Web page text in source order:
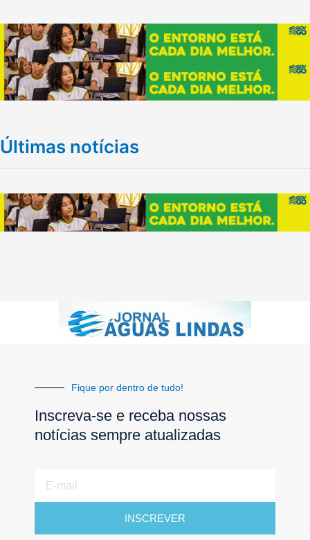
Últimas notícias
Fique por dentro de tudo!
Inscreva-se e receba nossas
notícias sempre atualizadas
mail
INSCREVER